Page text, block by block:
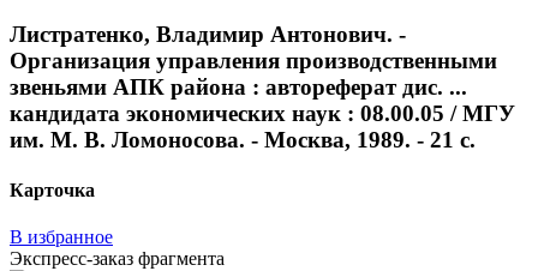
Листратенко, Владимир Антонович. -
Организация управления производственными
звеньями АПК района : автореферат дис. ...
кандидата экономических наук : 08.00.05 / МГУ
им. М. В. Ломоносова. - Москва, 1989. - 21 с.
Карточка
В избранное
Экспресс-заказ фрагмента